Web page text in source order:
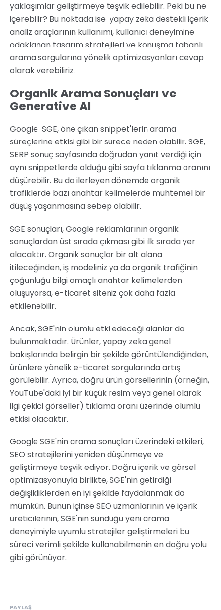
yaklaşımlar geliştirmeye teşvik edilebilir. Peki bu ne
içerebilir? Bu noktada ise yapay zeka destekli içerik
analiz araçlarının kullanımı, kullanıcı deneyimine
odaklanan tasarım stratejileri ve konuşma tabanlı
arama sorgularına yönelik optimizasyonları cevap
olarak verebiliriz.
Organik Arama Sonuçları ve
Generative AI
Google SGE, öne çıkan snippet'lerin arama
süreçlerine etkisi gibi bir sürece neden olabilir. SGE,
SERP sonuç sayfasında doğrudan yanıt verdiği için
aynı snippetlerde olduğu gibi sayfa tıklanma oranını
düşürebilir. Bu da ilerleyen dönemde organik
trafiklerde bazı anahtar kelimelerde muhtemel bir
düşüş yaşanmasına sebep olabilir.
SGE sonuçları, Google reklamlarının organik
sonuçlardan üst sırada çıkması gibi ilk sırada yer
alacaktır. Organik sonuçlar bir alt alana
itileceğinden, iş modeliniz ya da organik trafiğinin
çoğunluğu bilgi amaçlı anahtar kelimelerden
oluşuyorsa, e-ticaret siteniz çok daha fazla
etkilenebilir.
Ancak, SGE'nin olumlu etki edeceği alanlar da
bulunmaktadır. Ürünler, yapay zeka genel
bakışlarında belirgin bir şekilde görüntülendiğinden,
ürünlere yönelik e-ticaret sorgularında artış
görülebilir. Ayrıca, doğru ürün görsellerinin (örneğin,
YouTube'daki iyi bir küçük resim veya genel olarak
ilgi çekici görseller) tıklama oranı üzerinde olumlu
etkisi olacaktır.
Google SGE'nin arama sonuçları üzerindeki etkileri,
SEO stratejilerini yeniden düşünmeye ve
geliştirmeye teşvik ediyor. Doğru içerik ve görsel
optimizasyonuyla birlikte, SGE'nin getirdiği
değişikliklerden en iyi şekilde faydalanmak da
mümkün. Bunun içinse SEO uzmanlarının ve içerik
üreticilerinin, SGE'nin sunduğu yeni arama
deneyimiyle uyumlu stratejiler geliştirmeleri bu
süreci verimli şekilde kullanabilmenin en doğru yolu
gibi görünüyor.
PAYLAŞ